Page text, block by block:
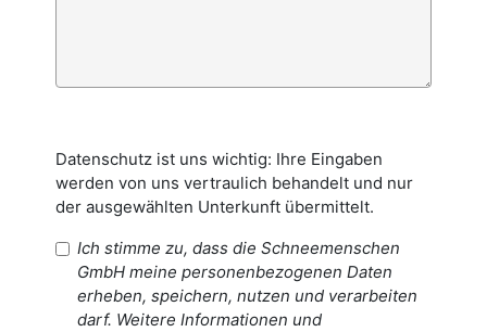
Datenschutz ist uns wichtig: Ihre Eingaben
werden von uns vertraulich behandelt und nur
der ausgewählten Unterkunft übermittelt.
Ich stimme zu, dass die Schneemenschen
GmbH meine personenbezogenen Daten
erheben, speichern, nutzen und verarbeiten
darf. Weitere Informationen und